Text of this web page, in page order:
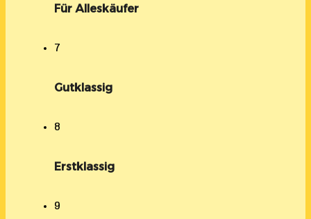
Für Alleskäufer
7
Gutklassig
8
Erstklassig
9